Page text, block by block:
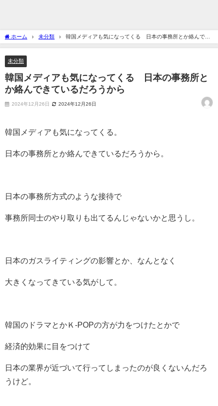
ホーム 未分類
韓国メディアも気になってくる 日本の事務所とか絡んでき
ているだろうから
未分類
韓国メディアも気になってくる 日本の事務所と
か絡んできているだろうから
2024年12月26日 2024年12月26日
韓国メディアも気になってくる。
日本の事務所とか絡んできているだろうから。
日本の事務所方式のような接待で
事務所同士のやり取りも出てるんじゃないかと思うし。
日本のガスライティングの影響とか、なんとなく
大きくなってきている気がして。
韓国のドラマとかＫ-POPの方が力をつけたとかで
経済的効果に目をつけて
日本の業界が近づいて行ってしまったのが良くないんだろ
うけど。